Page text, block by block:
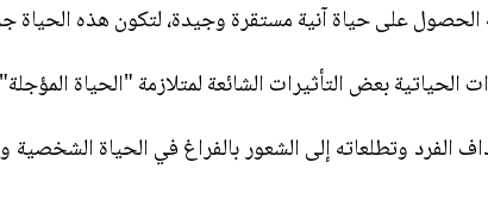
الحصول على حياة آنية مستقرة وجيدة، لتكون هذه الحياة
بعض التأثيرات الشائعة لمتلازمة "الحياة
وتطلعاته إلى الشعور بالفراغ في الحياة الشخصية